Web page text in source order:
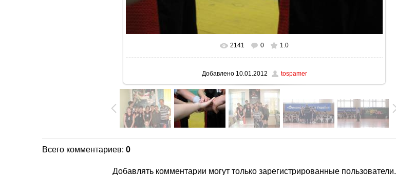
В реальном размере 1600x1200
2141 0 1.0
Добавлено10.01.2012 tospamer
Всего комментариев: 0
Добавлять комментарии могут только зарегистрированные пользователи.